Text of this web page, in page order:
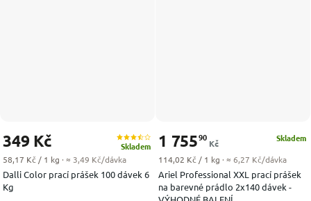
Dalli Color prací prášek 100 dávek 6
Kg
Skladem
349 Kč
Měrná cena:
58,17 Kč / 1 kg · ≈ 3,49 Kč/dávka
Ariel Professional XXL prací prášek
na barevné prádlo 2x140 dávek -
Skladem
1 75590
Kč
Měrná cena:
114,02 Kč / 1 kg · ≈ 6,27 Kč/dávka